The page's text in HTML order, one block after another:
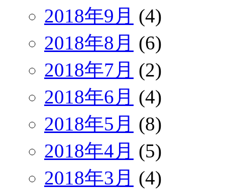
2018年9月 (4)
2018年8月 (6)
2018年7月 (2)
2018年6月 (4)
2018年5月 (8)
2018年4月 (5)
2018年3月 (4)